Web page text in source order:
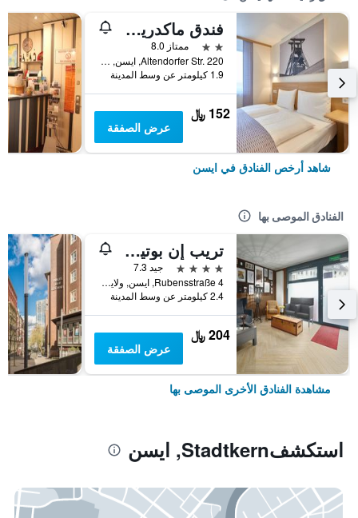
فندق ماكدريمز إسين
2 نجمتين
ممتاز 8.0
Altendorfer Str. 220, ايسن, ولاية شمال الراين وستفاليا, ألمانيا
1.9 كيلومتر عن وسط المدينة
152 ﷼
عرض الصفقة
شاهد أرخص الفنادق في ايسن
الفنادق الموصى بها
تريب إن بوتيك روبينس إسين
4 نجوم
جيد 7.3
Rubensstraße 4, ايسن, ولاية شمال الراين وستفاليا, ألمانيا
2.4 كيلومتر عن وسط المدينة
204 ﷼
عرض الصفقة
مشاهدة الفنادق الأخرى الموصى بها
استكشفStadtkern, ايسن